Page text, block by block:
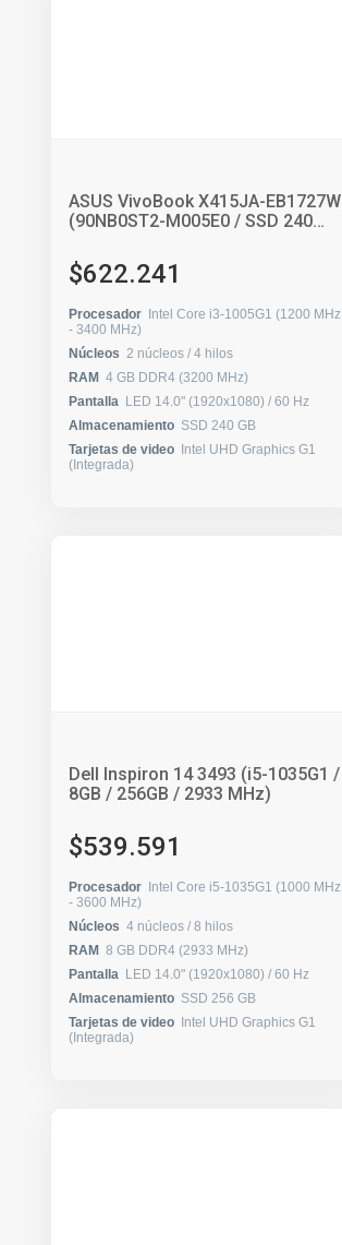
ASUS VivoBook X415JA-EB1727W
(90NB0ST2-M005E0 / SSD 240
$622.241
Procesador Intel Core i3-1005G1 (1200 MHz
- 3400 MHz)
Núcleos
2 núcleos / 4 hilos
RAM 4 GB DDR4 (3200 MHz)
Pantalla
LED 14.0" (1920x1080) / 60 Hz
Almacenamiento SSD 240 GB
Tarjetas de video Intel UHD Graphics G1
(Integrada)
Dell Inspiron 14 3493 (i5-1035G1 /
8GB / 256GB / 2933 MHz)
$539.591
Procesador Intel Core i5-1035G1 (1000 MHz
- 3600 MHz)
Núcleos
4 núcleos / 8 hilos
RAM 8 GB DDR4 (2933 MHz)
Pantalla
LED 14.0" (1920x1080) / 60 Hz
Almacenamiento SSD 256 GB
Tarjetas de video Intel UHD Graphics G1
(Integrada)